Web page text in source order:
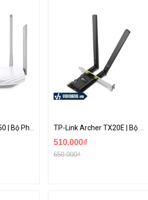
510.000₫
650.000₫